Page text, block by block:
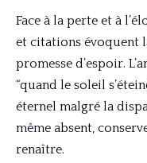
Face à la perte et à
et citations évoquent
promesse d’espoir.
“quand le soleil
éternel malgré la
même absent,
renaître.